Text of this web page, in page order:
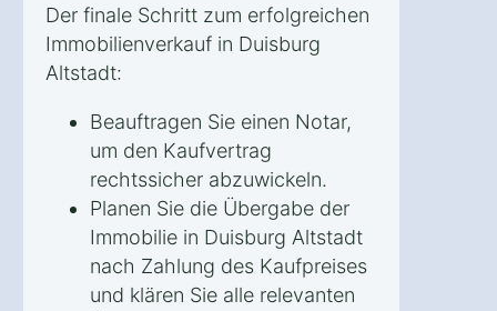
Der finale Schritt zum erfolgreichen
Immobilienverkauf in Duisburg
Altstadt:
Beauftragen Sie einen Notar,
um den Kaufvertrag
rechtssicher abzuwickeln.
Planen Sie die Übergabe der
Immobilie in Duisburg Altstadt
nach Zahlung des Kaufpreises
und klären Sie alle relevanten